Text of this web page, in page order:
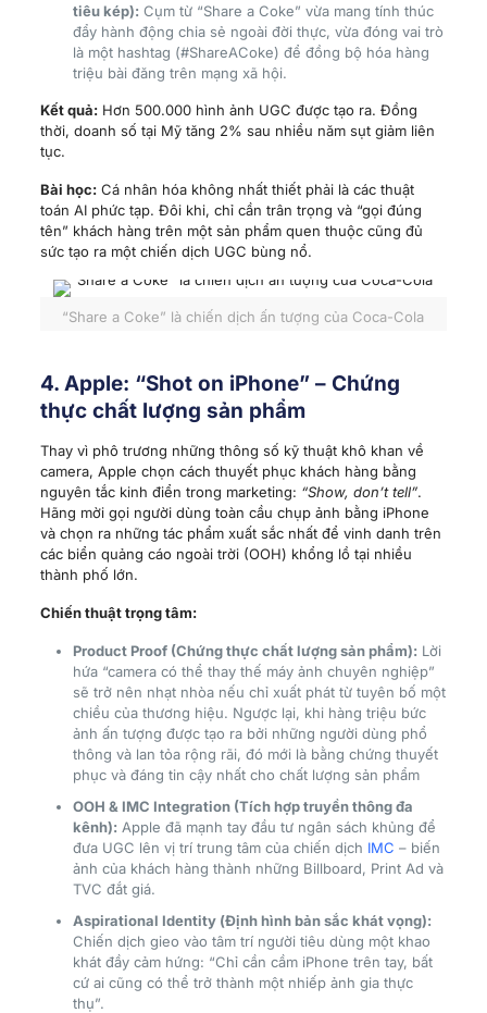
tiêu kép): Cụm từ “Share a Coke” vừa mang tính thúc
đẩy hành động chia sẻ ngoài đời thực, vừa đóng vai trò
là một hashtag (#ShareACoke) để đồng bộ hóa hàng
triệu bài đăng trên mạng xã hội.
Kết quả:Hơn 500.000 hình ảnh UGC được tạo ra. Đồng
thời, doanh số tại Mỹ tăng 2% sau nhiều năm sụt giảm liên
tục.
Bài học:Cá nhân hóa không nhất thiết phải là các thuật
toán AI phức tạp. Đôi khi, chỉ cần trân trọng và “gọi đúng
tên” khách hàng trên một sản phẩm quen thuộc cũng đủ
sức tạo ra một chiến dịch UGC bùng nổ.
“Share a Coke” là chiến dịch ấn tượng của Coca-Cola
4. Apple: “Shot on iPhone” – Chứng
thực chất lượng sản phẩm
Thay vì phô trương những thông số kỹ thuật khô khan về
camera, Apple chọn cách thuyết phục khách hàng bằng
nguyên tắc kinh điển trong marketing: “Show, don’t tell”.
Hãng mời gọi người dùng toàn cầu chụp ảnh bằng iPhone
và chọn ra những tác phẩm xuất sắc nhất để vinh danh trên
các biển quảng cáo ngoài trời (OOH) khổng lồ tại nhiều
thành phố lớn.
Chiến thuật trọng tâm:
Product Proof (Chứng thực chất lượng sản phẩm): Lời
hứa “camera có thể thay thế máy ảnh chuyên nghiệp”
sẽ trở nên nhạt nhòa nếu chỉ xuất phát từ tuyên bố một
chiều của thương hiệu. Ngược lại, khi hàng triệu bức
ảnh ấn tượng được tạo ra bởi những người dùng phổ
thông và lan tỏa rộng rãi, đó mới là bằng chứng thuyết
phục và đáng tin cậy nhất cho chất lượng sản phẩm
OOH & IMC Integration (Tích hợp truyền thông đa
kênh): Apple đã mạnh tay đầu tư ngân sách khủng để
đưa UGC lên vị trí trung tâm của chiến dịch IMC – biến
ảnh của khách hàng thành những Billboard, Print Ad và
TVC đắt giá.
Aspirational Identity (Định hình bản sắc khát vọng):
Chiến dịch gieo vào tâm trí người tiêu dùng một khao
khát đầy cảm hứng: “Chỉ cần cầm iPhone trên tay, bất
cứ ai cũng có thể trở thành một nhiếp ảnh gia thực
thụ”.